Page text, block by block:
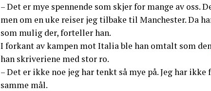
– Det er mye spennende som skjer for mange av
men om en uke reiser jeg tilbake til Manchester. Da
som mulig der, forteller han.
I forkant av kampen mot Italia ble han omtalt som
han skriveriene med stor ro.
– Det er ikke noe jeg har tenkt så mye på. Jeg har
samme mål.